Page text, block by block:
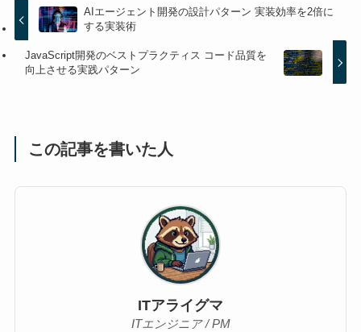
AIエージェント開発の設計パターン 実装効率を2倍に
する実装術
JavaScript開発のベストプラクティス コード品質を
向上させる実践パターン
この記事を書いた人
ITアライグマ
ITエンジニア / PM